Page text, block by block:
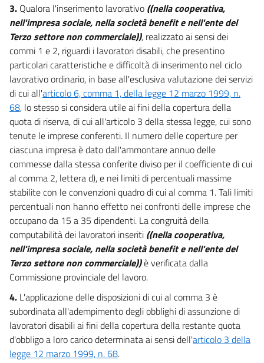
40
Capo II
Lavoro ripartito
41
42
43
44
45
Capo III
Lavoro a tempo parziale
46
Titolo VI
APPRENDISTATO E CONTRATTO DI INSERIMENTO
Capo I
Apprendistato
47
48
49
50
51
52
53
3. Qualora l'inserimento lavorativo ((nella cooperativa,
nell'impresa sociale, nella società benefit e nell'ente del
Terzo settore non commerciale)), realizzato ai sensi dei
commi 1 e 2, riguardi i lavoratori disabili, che presentino
particolari caratteristiche e difficoltà di inserimento nel ciclo
lavorativo ordinario, in base all'esclusiva valutazione dei servizi
di cui all'articolo 6, comma 1, della legge 12 marzo 1999, n.
68, lo stesso si considera utile ai fini della copertura della
quota di riserva, di cui all'articolo 3 della stessa legge, cui sono
tenute le imprese conferenti. Il numero delle coperture per
ciascuna impresa è dato dall'ammontare annuo delle
commesse dalla stessa conferite diviso per il coefficiente di cui
al comma 2, lettera d), e nei limiti di percentuali massime
stabilite con le convenzioni quadro di cui al comma 1. Tali limiti
percentuali non hanno effetto nei confronti delle imprese che
occupano da 15 a 35 dipendenti. La congruità della
computabilità dei lavoratori inseriti ((nella cooperativa,
nell'impresa sociale, nella società benefit e nell'ente del
Terzo settore non commerciale))è verificata dalla
Commissione provinciale del lavoro.
4. L'applicazione delle disposizioni di cui al comma 3 è
subordinata all'adempimento degli obblighi di assunzione di
lavoratori disabili ai fini della copertura della restante quota
d'obbligo a loro carico determinata ai sensi dell'articolo 3 della
legge 12 marzo 1999, n. 68.